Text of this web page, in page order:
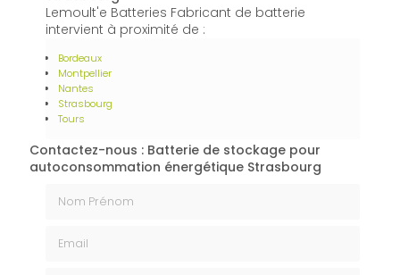
Lemoult'e Batteries Fabricant de batterie
intervient à proximité de :
Bordeaux
Montpellier
Nantes
Strasbourg
Tours
Contactez-nous : Batterie de stockage pour
autoconsommation énergétique Strasbourg